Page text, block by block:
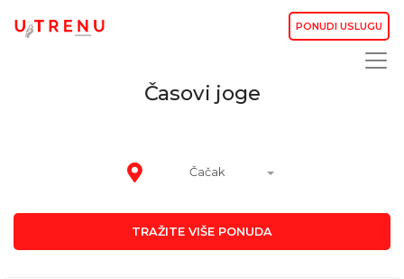
PONUDI USLUGU
Časovi joge
Čačak
TRAŽITE VIŠE PONUDA